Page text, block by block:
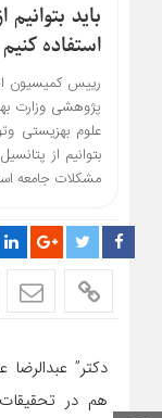
باید
استفاده کنیم
رییس کمیسیون
پژوهشی وزارت
علوم بهزیستی
بتوانیم از
مشکلات جامعه
دکتر”
هم در